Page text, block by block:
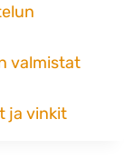
valmistat
ja vinkit